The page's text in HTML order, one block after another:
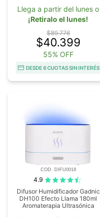
Llega a partir del lunes o
¡Retiralo el lunes!
$89.776
$40.399
55% OFF
DESDE 6 CUOTAS SIN INTERÉS
COD. DIFU0018
4.9
Difusor Humidificador Gadnic
DH100 Efecto Llama 180ml
Aromaterapia Ultrasónica